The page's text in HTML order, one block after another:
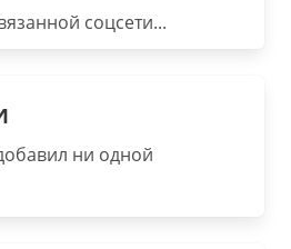
соцсети...
ни одной